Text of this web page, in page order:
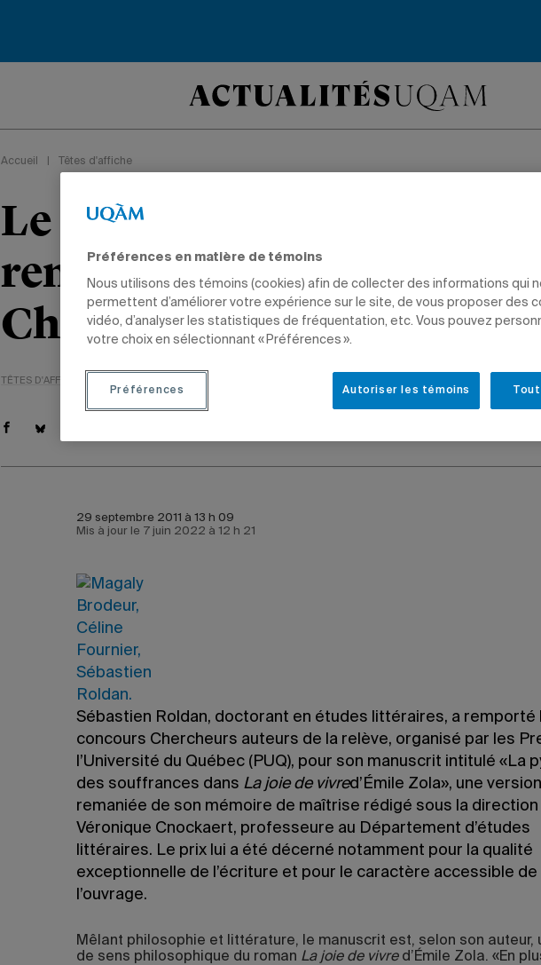
Accueil Têtes d'affiche
Le doctorant Sébastien
remporte le concours
Chercheurs auteurs de la
TÊTES D'AFFICHE
29 septembre 2011 à 13 h 09
Mis à jour le 7 juin 2022 à 12 h 21
Sébastien Roldan, doctorant en études littéraires, a remporté
concours Chercheurs auteurs de la relève, organisé par les
l’Université du Québec (PUQ), pour son manuscrit intitulé «La
des souffrances dans La joie de vivred’Émile Zola», une version
remaniée de son mémoire de maîtrise rédigé sous la direction
Véronique Cnockaert, professeure au Département d’études
littéraires. Le prix lui a été décerné notamment pour la qualité
exceptionnelle de l’écriture et pour le caractère accessible de
l’ouvrage.
Mêlant philosophie et littérature, le manuscrit est, selon son auteur,
de sens philosophique du roman La joie de vivred’Émile Zola. «En
Préférences en matière de témoins
Nous utilisons des témoins (cookies) afin de collecter des informations qui
permettent d’améliorer votre expérience sur le site, de vous proposer des
vidéo, d’analyser les statistiques de fréquentation, etc. Vous pouvez
votre choix en sélectionnant « Préférences ».
Autoriser les témoins
Préférences